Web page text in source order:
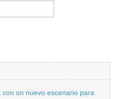
un nuevo escenario para